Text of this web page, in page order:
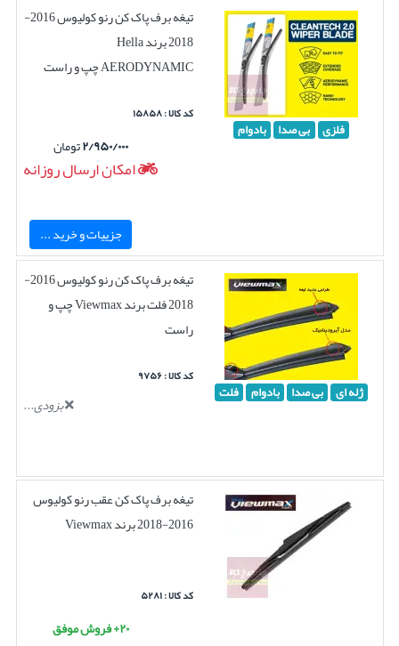
فلزی بی صدا بادوام
تیغه برف پاک کن رنو کولیوس 2016-
2018 برند Hella
AERODYNAMIC چپ و راست
کد کالا : ۱۵۸۵۸
۲/۹۵۰/۰۰۰تومان
امکان ارسال روزانه
جزییات و خرید ...
ژله ای بی صدا بادوام فلت
تیغه برف پاک کن رنو کولیوس 2016-
2018 فلت برند Viewmax چپ و
راست
کد کالا : ۹۷۵۶
بزودی...
تیغه برف پاک کن عقب رنو کولیوس
2016-2018 برند Viewmax
کد کالا : ۵۲۸۱
۲۰+ فروش موفق